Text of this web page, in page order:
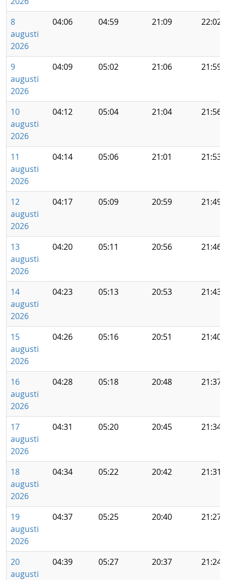
8
augusti
2026
04:06 04:59 21:09 22:02
9
augusti
2026
04:09 05:02 21:06 21:59
10
augusti
2026
04:12 05:04 21:04 21:56
11
augusti
2026
04:14 05:06 21:01 21:53
12
augusti
2026
04:17 05:09 20:59 21:49
13
augusti
2026
04:20 05:11 20:56 21:46
14
augusti
2026
04:23 05:13 20:53 21:43
15
augusti
2026
04:26 05:16 20:51 21:40
16
augusti
2026
04:28 05:18 20:48 21:37
17
augusti
2026
04:31 05:20 20:45 21:34
18
augusti
2026
04:34 05:22 20:42 21:31
19
augusti
2026
04:37 05:25 20:40 21:27
20
augusti
04:39 05:27 20:37 21:24